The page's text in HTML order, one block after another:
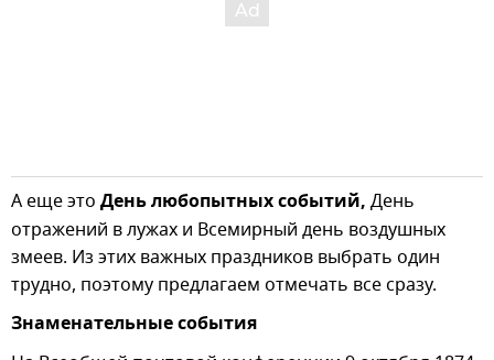
А еще это День любопытных событий, День
отражений в лужах и Всемирный день воздушных
змеев. Из этих важных праздников выбрать один
трудно, поэтому предлагаем отмечать все сразу.
Знаменательные события